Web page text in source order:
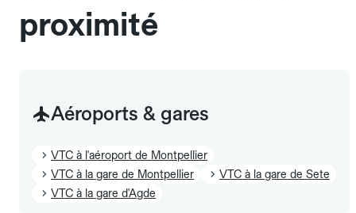
proximité
Aéroports & gares
VTC à l'aéroport de Montpellier
VTC à la gare de Montpellier
VTC à la gare de Sete
VTC à la gare d'Agde